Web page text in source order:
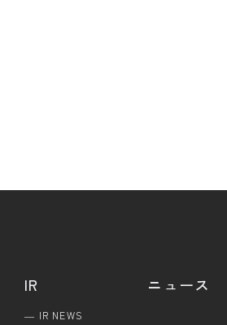
IR
― IR NEWS
ニュース